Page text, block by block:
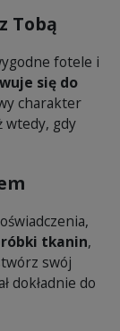
Tobą
fotele i
się do
charakter
wtedy, gdy
tkanin,
swój
dokładnie do